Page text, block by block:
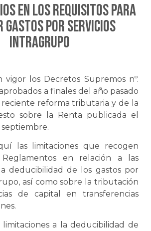
en los requisitos para
gastos por servicios
intragrupo
vigor los Decretos Supremos nº.
a finales del año pasado
reforma tributaria y de la
sobre la Renta publicada el
septiembre.
las limitaciones que recogen
en relación a las
deducibilidad de los gastos por
así como sobre la tributación
de capital en transferencias
limitaciones a la deducibilidad de